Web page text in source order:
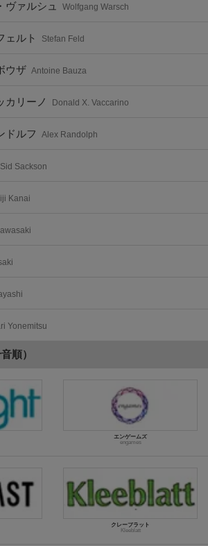
ヴァルシュ Wolfgang Warsch
ェルト Stefan Feld
ウザ Antoine Bauza
カリーノ Donald X. Vaccarino
ドルフ Alex Randolph
Sid Sackson
Kanai
Yonemitsu
順）
エンゲームズ
engames
クレーブラット
Kleeblatt